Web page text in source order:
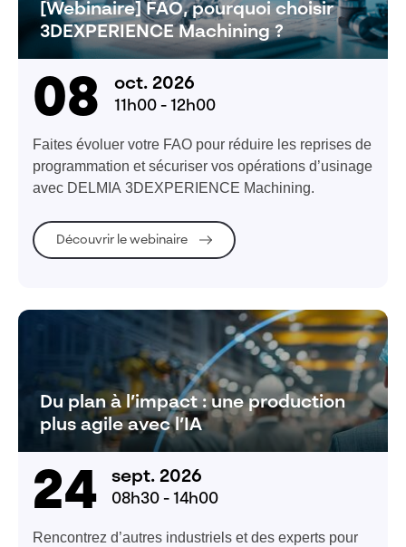
[Webinaire] FAO, pourquoi choisir
3DEXPERIENCE Machining ?
08 oct. 2026
11h00 - 12h00
Faites évoluer votre FAO pour réduire les reprises de
programmation et sécuriser vos opérations d’usinage
avec DELMIA 3DEXPERIENCE Machining.
Découvrir le webinaire
Du plan à l’impact : une production
plus agile avec l’IA
24 sept. 2026
08h30 - 14h00
Rencontrez d’autres industriels et des experts pour